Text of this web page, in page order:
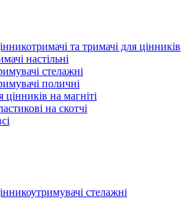
та тримачі для цінників
настільні
стелажні
поличні
цінників на магніті
на скотчі
стелажні